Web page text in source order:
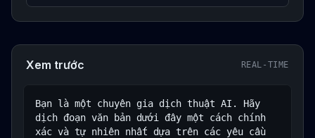
Xem trước REAL-TIME